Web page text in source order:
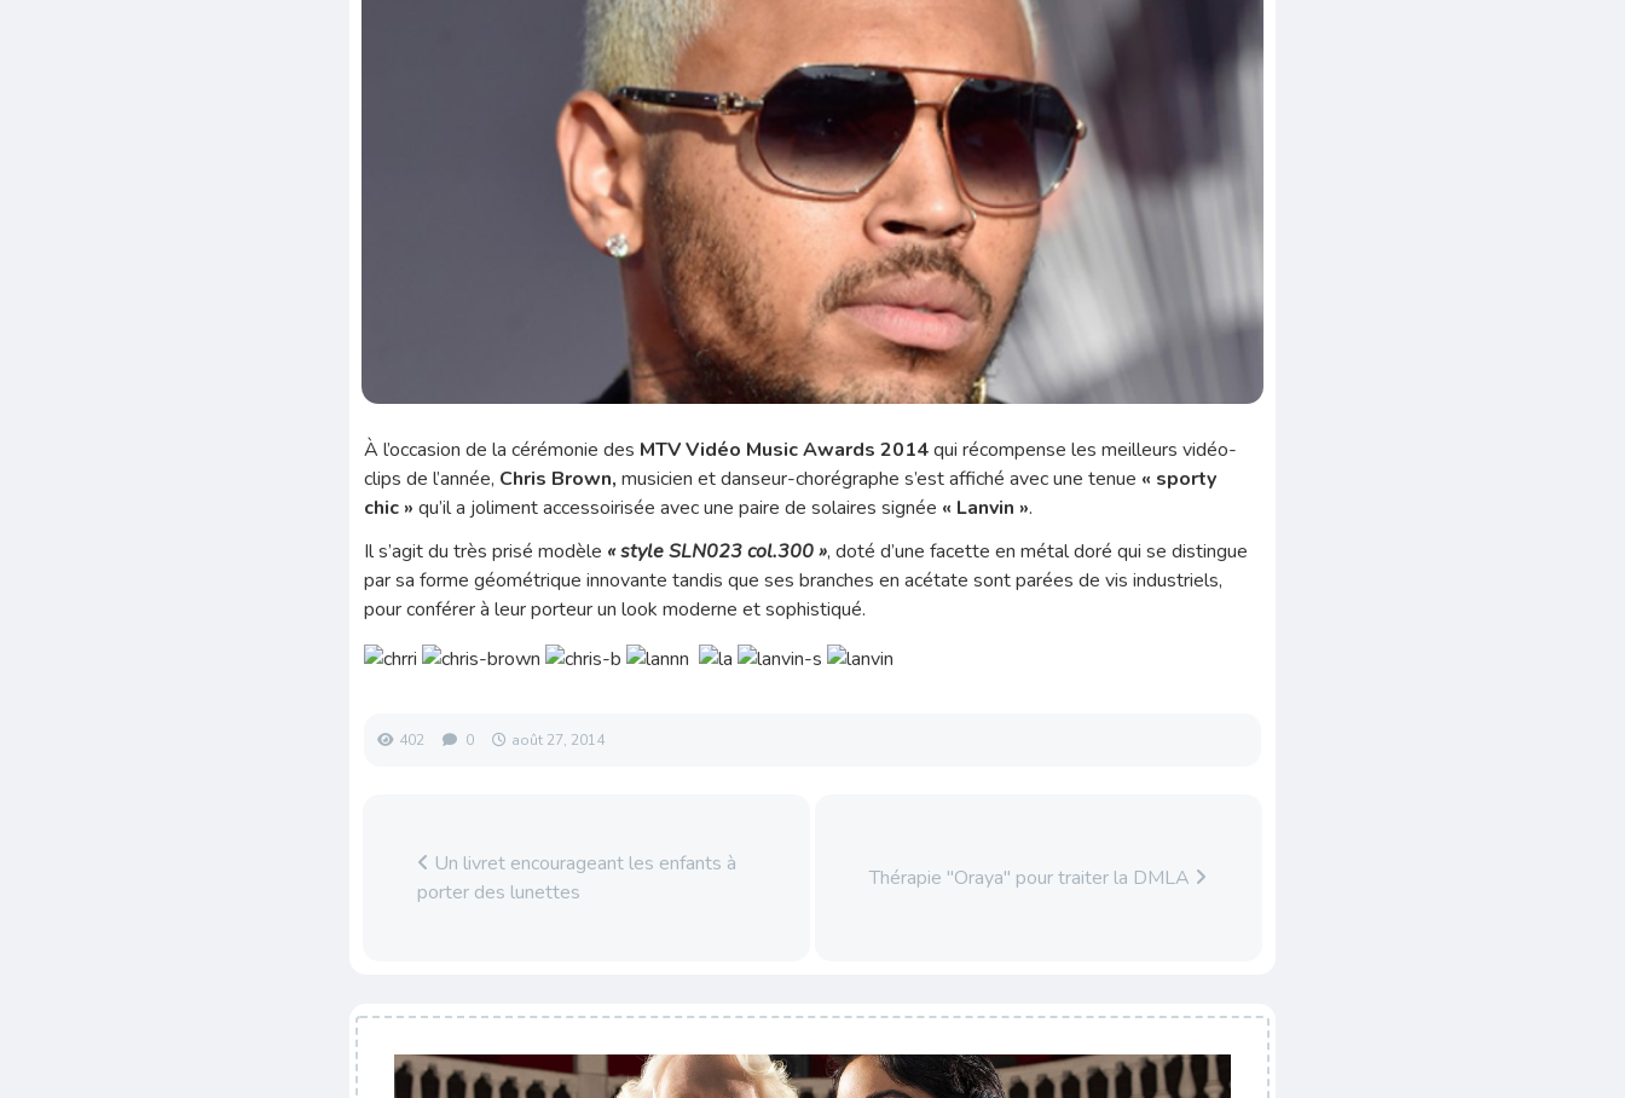
À l’occasion de la cérémonie des MTV Vidéo Music Awards 2014qui récompense les meilleurs vidéo-
clips de l’année, Chris Brown, musicien et danseur-chorégraphe s’est affiché avec une tenue « sporty
chic » qu’il a joliment accessoirisée avec une paire de solaires signée « Lanvin ».
Il s’agit du très prisé modèle « style SLN023 col.300 », doté d’une facette en métal doré qui se distingue
par sa forme géométrique innovante tandis que ses branches en acétate sont parées de vis industriels,
pour conférer à leur porteur un look moderne et sophistiqué.
402 0 août 27, 2014
Un livret encourageant les enfants à
porter des lunettes
Thérapie "Oraya" pour traiter la DMLA